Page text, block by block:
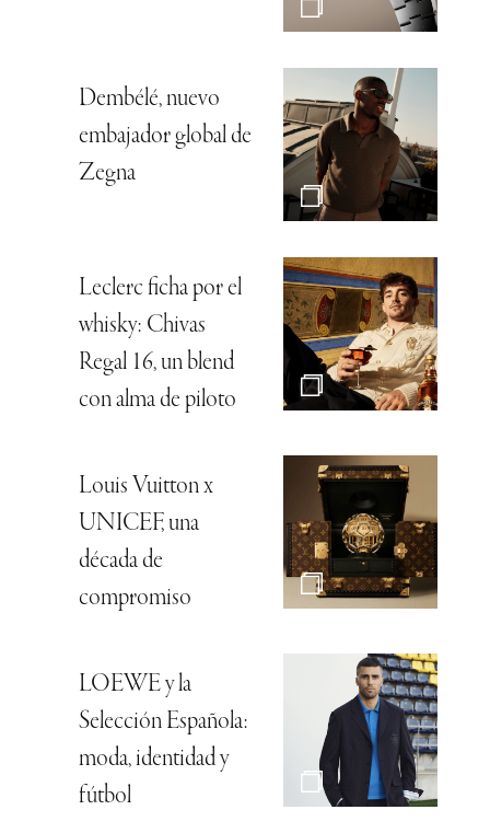
Dembélé, nuevo
embajador global de
Zegna
Leclerc ficha por el
whisky: Chivas
Regal 16, un blend
con alma de piloto
Louis Vuitton x
UNICEF, una
década de
compromiso
LOEWE y la
Selección Española:
moda, identidad y
fútbol